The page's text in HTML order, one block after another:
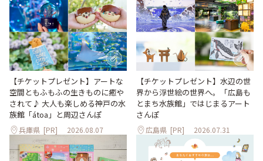
【チケットプレゼント】アートな
空間ともふもふの生きものに癒や
されて♪ 大人も楽しめる神戸の水
族館「átoa」と周辺さんぽ
兵庫県 [PR] 2026.08.07
【チケットプレゼント】水辺の世
界から浮世絵の世界へ。「広島も
とまち水族館」ではじまるアート
さんぽ
広島県 [PR] 2026.07.31